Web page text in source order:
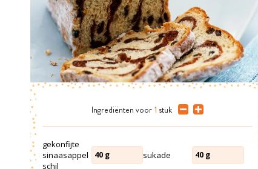
Ingrediënten voor 1 stuk
gekonfijte
sinaasappel
schil
40 g sukade 40 g